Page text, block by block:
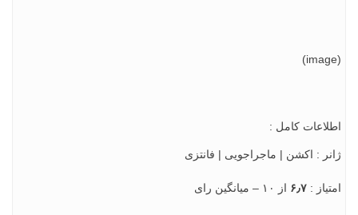
کامل :
: اکشن | ماجراجویی | فانتزی
:۶٫۷ از ۱۰ – میانگین رای